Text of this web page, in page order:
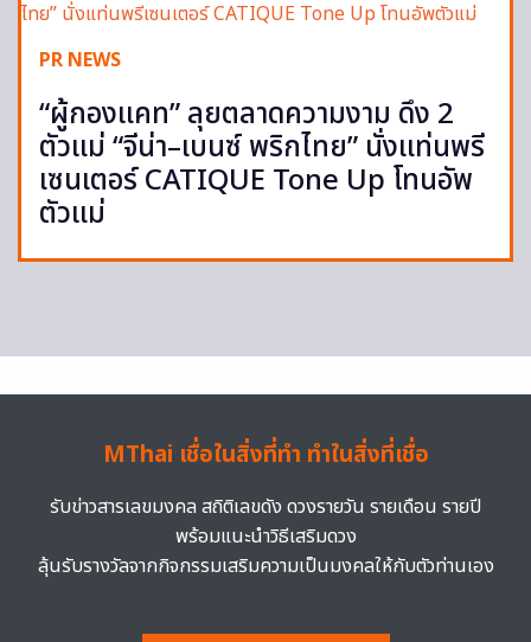
PR NEWS
“ผู้กองแคท” ลุยตลาดความงาม ดึง 2
ตัวแม่ “จีน่า–เบนซ์ พริกไทย” นั่งแท่นพรี
เซนเตอร์ CATIQUE Tone Up โทนอัพ
ตัวแม่
MThai เชื่อในสิ่งที่ทำ ทำในสิ่งที่เชื่อ
รับข่าวสารเลขมงคล สถิติเลขดัง ดวงรายวัน รายเดือน รายปี
พร้อมแนะนำวิธีเสริมดวง
ลุ้นรับรางวัลจากกิจกรรมเสริมความเป็นมงคลให้กับตัวท่านเอง